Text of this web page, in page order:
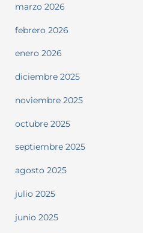
marzo 2026
febrero 2026
enero 2026
diciembre 2025
noviembre 2025
octubre 2025
septiembre 2025
agosto 2025
julio 2025
junio 2025